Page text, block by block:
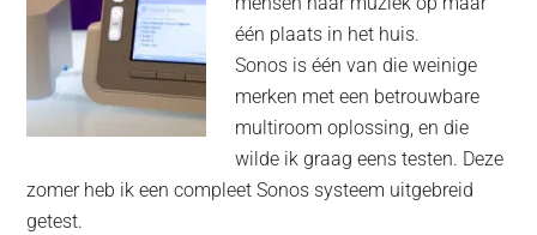
één plaats in het huis.
Sonos is één van die weinige
merken met een betrouwbare
multiroom oplossing, en die
wilde ik graag eens testen. Deze
zomer heb ik een compleet Sonos systeem uitgebreid
getest.